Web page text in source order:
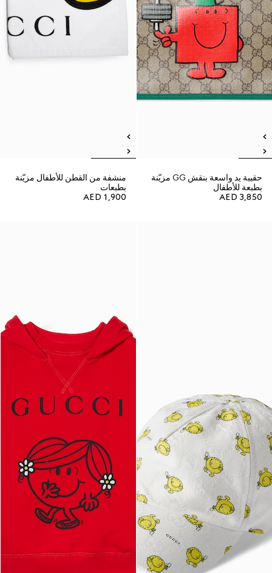
حقيبة يد واسعة بنقش GG مزيّنة
بطبعة للأطفال
AED 3,850
منشفة من القطن للأطفال مزيّنة
بطبعات
AED 1,900